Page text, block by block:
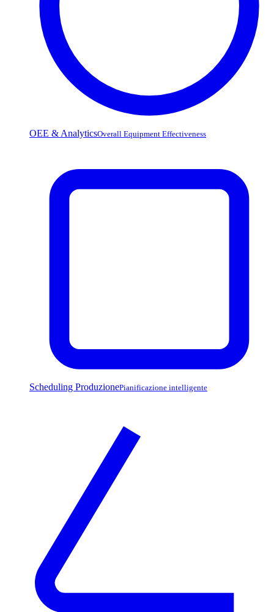
OEE & AnalyticsOverall Equipment Effectiveness
Scheduling ProduzionePianificazione intelligente